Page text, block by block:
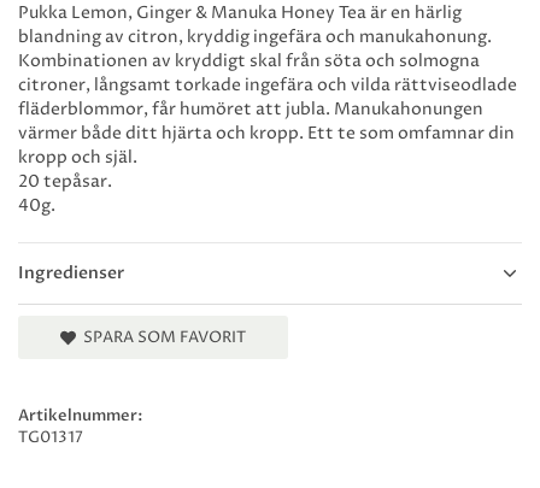
Ingredienser
Pukka Lemon, Ginger & Manuka Honey Tea är en härlig
blandning av citron, kryddig ingefära och manukahonung.
Kombinationen av kryddigt skal från söta och solmogna
citroner, långsamt torkade ingefära och vilda rättviseodlade
fläderblommor, får humöret att jubla. Manukahonungen
värmer både ditt hjärta och kropp. Ett te som omfamnar din
kropp och själ.
20 tepåsar.
40g.
SPARA SOM FAVORIT
Artikelnummer:
TG01317